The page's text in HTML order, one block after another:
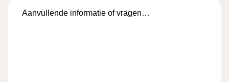
informatie